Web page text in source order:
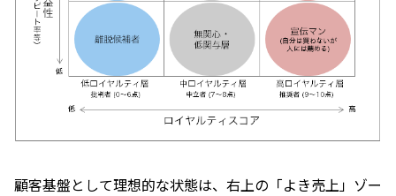
顧客基盤として理想的な状態は、右上の「よき売上」ゾー